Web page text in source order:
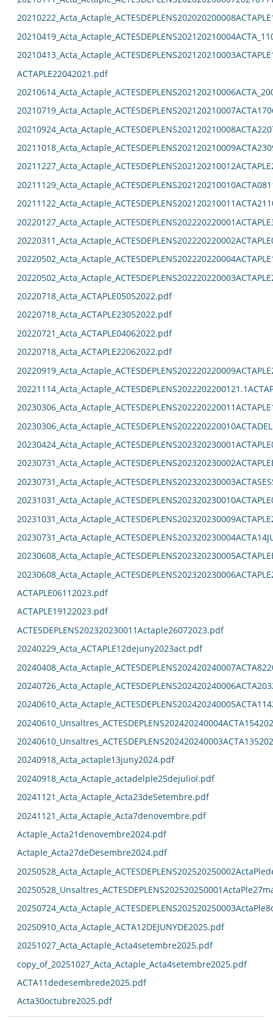
ACTAPLE22042021.pdf
20220718_Acta_ACTAPLE05052022.pdf
20220718_Acta_ACTAPLE23052022.pdf
20220721_Acta_ACTAPLE04062022.pdf
20220718_Acta_ACTAPLE22062022.pdf
ACTAPLE06112023.pdf
ACTAPLE19122023.pdf
ACTESDEPLENS202320230011Actaple26072023.pdf
20240229_Acta_ACTAPLE12dejuny2023act.pdf
20240918_Acta_actaple13juny2024.pdf
20240918_Acta_Actaple_actadelple25dejuliol.pdf
20241121_Acta_Actaple_Acta23deSetembre.pdf
20241121_Acta_Actaple_Acta7denovembre.pdf
Actaple_Acta21denovembre2024.pdf
Actaple_Acta27deDesembre2024.pdf
20250910_Acta_Actaple_ACTA12DEJUNYDE2025.pdf
20251027_Acta_Actaple_Acta4setembre2025.pdf
copy_of_20251027_Acta_Actaple_Acta4setembre2025.pdf
ACTA11dedesembrede2025.pdf
Acta30octubre2025.pdf